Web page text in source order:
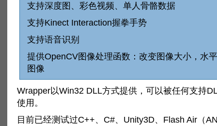
支持深度图、彩色视频、单人骨骼数据
支持Kinect Interaction握拳手势
支持语音识别
提供OpenCV图像处理函数：改变图像大小，水
图像
Wrapper以Win32 DLL方式提供，可以被任何支持
使用。
目前已经测试过C++、C#、Unity3D、Flash Air（